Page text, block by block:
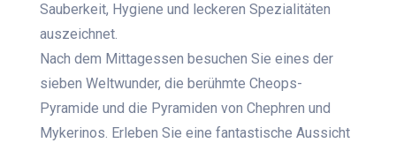
Sauberkeit, Hygiene und leckeren Spezialitäten
auszeichnet.
Nach dem Mittagessen besuchen Sie eines der
sieben Weltwunder, die berühmte Cheops-
Pyramide und die Pyramiden von Chephren und
Mykerinos. Erleben Sie eine fantastische Aussicht